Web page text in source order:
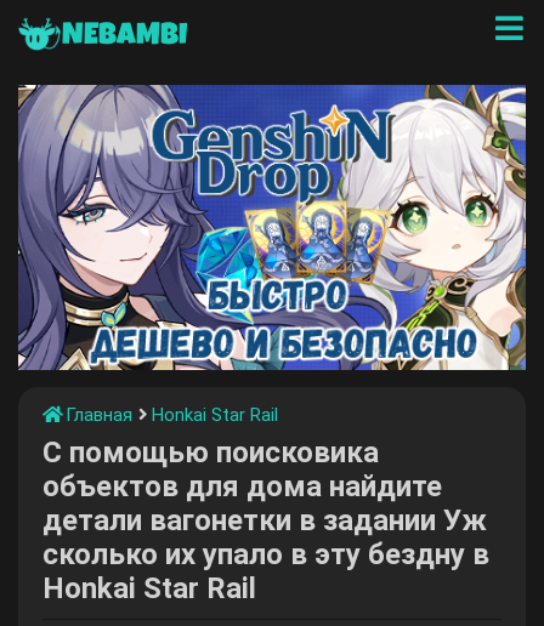
NEBAMBI
Главная Honkai Star Rail
С помощью поисковика
объектов для дома найдите
детали вагонетки в задании Уж
сколько их упало в эту бездну в
Honkai Star Rail